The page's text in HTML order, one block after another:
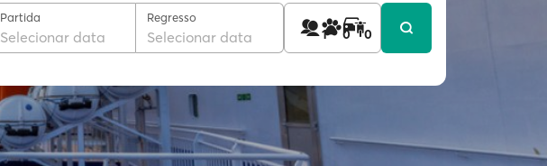
Partida
Selecionar data
Regresso
Selecionar data 1 0 0